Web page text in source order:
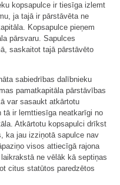
kopsapulce ir tiesīga izlemt
ja tajā ir pārstāvēta ne
Kopsapulce pieņem
pārsvaru. Sapulces
saskaitot tajā pārstāvēto
sabiedrības dalībnieku
pamatkapitāla pārstāvības
var sasaukt atkārtotu
tā ir lemttiesīga neatkarīgi no
Atkārtotu kopsapulci drīkst
ka jau izziņotā sapulce nav
visos attiecīgā rajona
ne vēlāk kā septiņas
citus statūtos paredzētos